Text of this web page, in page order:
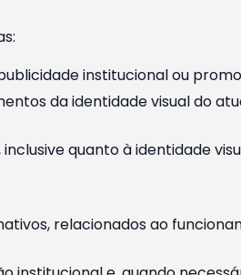
institucional ou
da identidade visual do
quanto à identidade
relacionados ao